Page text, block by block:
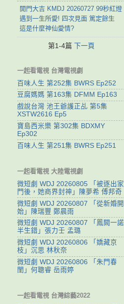
開門大吉 KMDJ 20260727 99秒紅燈
遇到一生所愛! 四次見面 篤定餘生
這是什麼神仙愛情?
第1-4篇 下一頁
一起看電視 台灣電視劇
百味人生 第252集 BWRS Ep252
豆腐媽媽 第163集 DFMM Ep163
戲說台灣 池王爺護正乩 第5集
XSTW2616 Ep5
寶島西米樂 第302集 BDXMY
Ep302
百味人生 第251集 BWRS Ep251
一起看電視 大陸電視劇
微短劇 WDJ 20260805 「被逐出家
門後，她商界封神」陳夢希 傅邦奇
微短劇 WDJ 20260807 「從新婚開
始」陳瑞豐 鄭晨雨
微短劇 WDJ 20260807 「鳳闕一諾
半生錯」張力壬 孟璐
微短劇 WDJ 20260806 「嬌藏京
枝」沉思 林秋奈
微短劇 WDJ 20260806 「朱門春
閨」何聰睿 岳雨婷
一起看電視 台灣綜藝2022